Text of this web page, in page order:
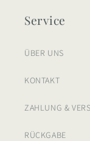
Service
ÜBER UNS
KONTAKT
ZAHLUNG &
RÜCKGABE